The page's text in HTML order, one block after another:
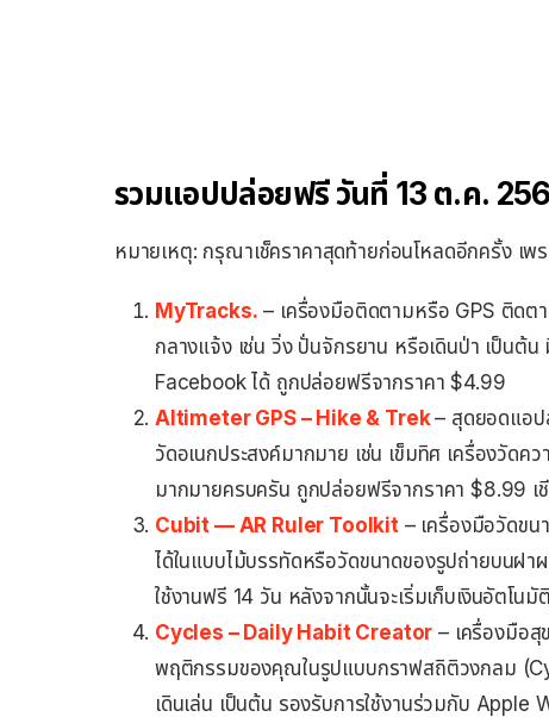
รวมแอปปล่อยฟรี วันที่ 13 ต.ค.
หมายเหตุ: กรุณาเช็คราคาสุดท้ายก่อนโหลดอีกครั้ง เพ
MyTracks. – เครื่องมือติดตามหรือ GPS ติดต
กลางแจ้ง เช่น วิ่ง ปั่นจักรยาน หรือเดินป่า เป็นต้
Facebook ได้ ถูกปล่อยฟรีจากราคา $4.99
Altimeter GPS – Hike & Trek– สุดยอดแอป
วัดอเนกประสงค์มากมาย เช่น เข็มทิศ เครื่องวัด
มากมายครบครัน ถูกปล่อยฟรีจากราคา $8.99 เ
Cubit — AR Ruler Toolkit – เครื่องมือวัดขน
ได้ในแบบไม้บรรทัดหรือวัดขนาดของรูปถ่ายบนฝ
ใช้งานฟรี 14 วัน หลังจากนั้นจะเริ่มเก็บเงินอัตโนมั
Cycles – Daily Habit Creator – เครื่องมือ
พฤติกรรมของคุณในรูปแบบกราฟสถิติวงกลม
เดินเล่น เป็นต้น รองรับการใช้งานร่วมกับ